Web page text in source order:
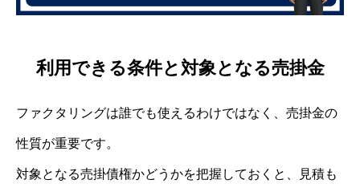
利用できる条件と対象となる売掛金
ファクタリングは誰でも使えるわけではなく、売掛金の
性質が重要です。
対象となる売掛債権かどうかを把握しておくと、見積も